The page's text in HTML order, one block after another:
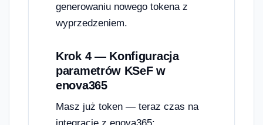
generowaniu nowego tokena z
wyprzedzeniem.
Krok 4 — Konfiguracja
parametrów KSeF w
enova365
Masz już token — teraz czas na
integrację z enova365: